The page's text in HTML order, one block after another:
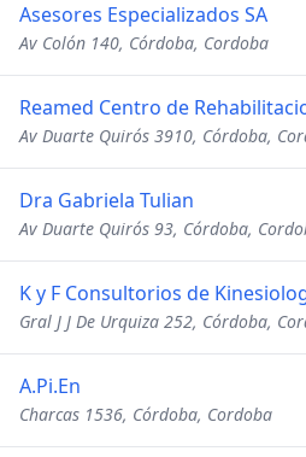
Asesores Especializados SA
Av Colón 140, Córdoba, Cordoba
Reamed Centro de
Av Duarte Quirós 3910, Córdoba,
Dra Gabriela Tulian
Av Duarte Quirós 93, Córdoba,
K y F Consultorios de
Gral J J De Urquiza 252, Córdoba,
A.Pi.En
Charcas 1536, Córdoba, Cordoba